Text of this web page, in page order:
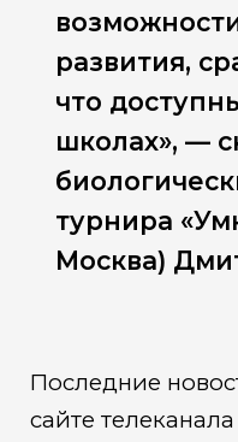
развития,
что
школах», —
турнира
Москва)
Последние
сайте телеканала